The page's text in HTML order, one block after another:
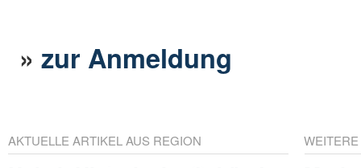
»zur Anmeldung
AKTUELLE ARTIKEL AUS REGION